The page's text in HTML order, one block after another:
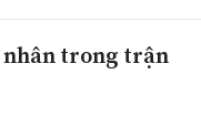
nhân trong trận